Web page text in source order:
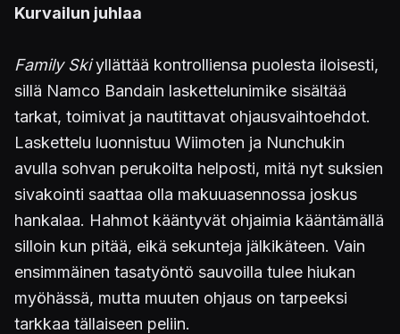
Kurvailun juhlaa
Family Skiyllättää kontrolliensa puolesta iloisesti,
sillä Namco Bandain laskettelunimike sisältää
tarkat, toimivat ja nautittavat ohjausvaihtoehdot.
Laskettelu luonnistuu Wiimoten ja Nunchukin
avulla sohvan perukoilta helposti, mitä nyt suksien
sivakointi saattaa olla makuuasennossa joskus
hankalaa. Hahmot kääntyvät ohjaimia kääntämällä
silloin kun pitää, eikä sekunteja jälkikäteen. Vain
ensimmäinen tasatyöntö sauvoilla tulee hiukan
myöhässä, mutta muuten ohjaus on tarpeeksi
tarkkaa tällaiseen peliin.